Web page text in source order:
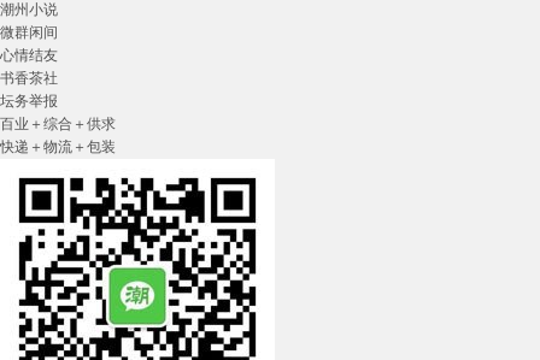
潮州小说
微群闲间
心情结友
书香茶社
坛务举报
百业＋综合＋供求
快递＋物流＋包装